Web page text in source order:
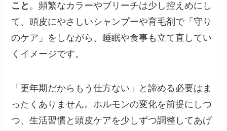
こと 。頻繁なカラーやブリーチは少し控えめにし
て、頭皮にやさしいシャンプーや育毛剤で「守り
のケア」をしながら、睡眠や食事も立て直してい
くイメージです。
「更年期だからもう仕方ない」と諦める必要はま
ったくありません。ホルモンの変化を前提にしつ
つ、生活習慣と頭皮ケアを少しずつ調整してあげ